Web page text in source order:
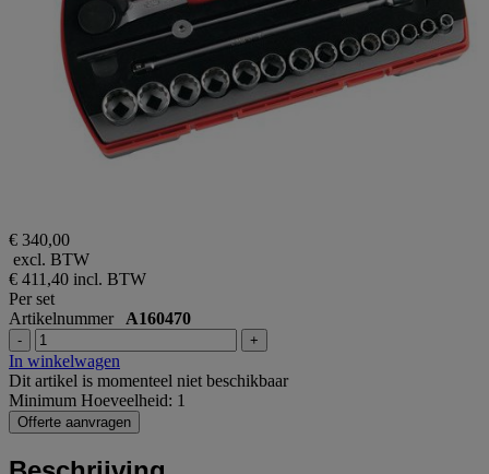
€ 340,00
excl. BTW
€ 411,40 incl. BTW
Per set
Artikelnummer A160470
- +
In winkelwagen
Dit artikel is momenteel niet beschikbaar
Minimum Hoeveelheid: 1
Offerte aanvragen